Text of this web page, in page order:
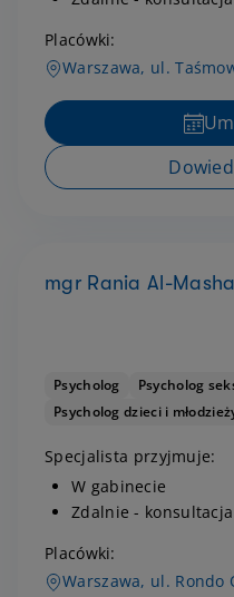
Placówki:
Warszawa, ul.
mgr Rania Al-
Psycholog
Psycholog
Psycholog dzieci i
Specjalista przyjmuje:
W gabinecie
Zdalnie -
Placówki:
Warszawa, ul. Rondo